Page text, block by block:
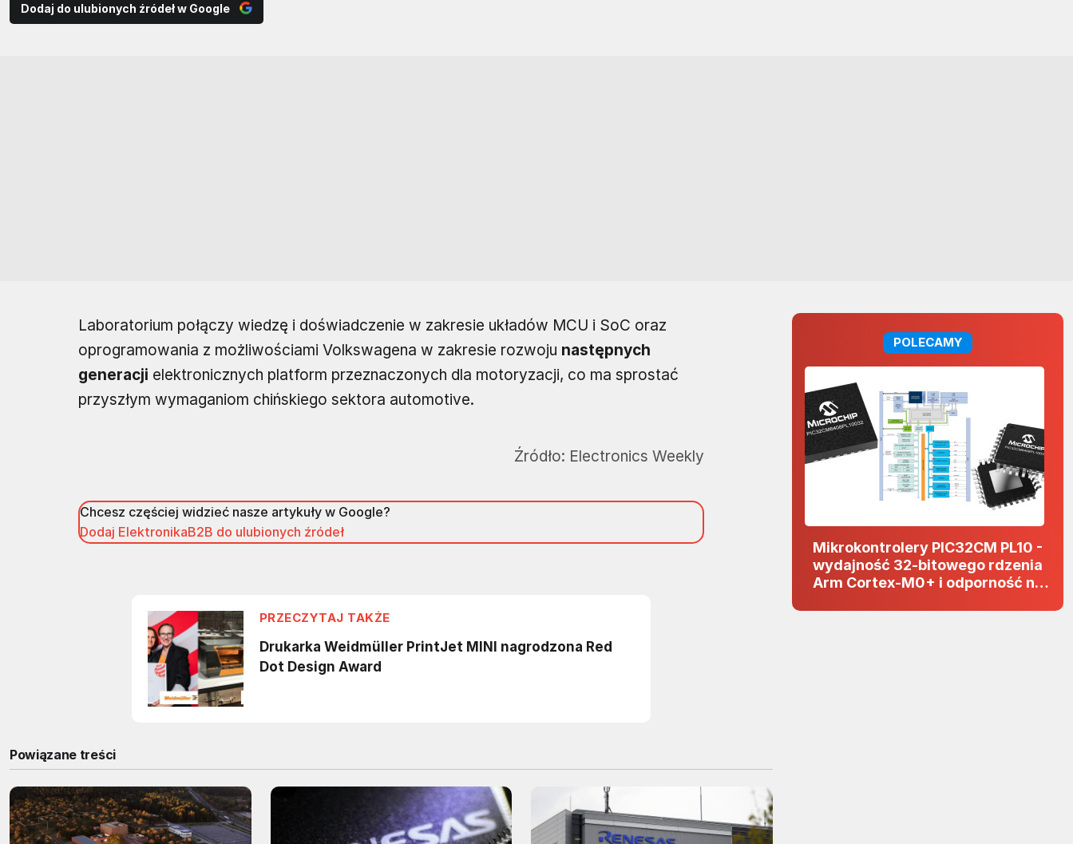
Dodaj do ulubionych źródeł w Google
Laboratorium połączy wiedzę i doświadczenie w zakresie układów MCU i SoC oraz
oprogramowania z możliwościami Volkswagena w zakresie rozwoju następnych
generacji elektronicznych platform przeznaczonych dla motoryzacji, co ma sprostać
przyszłym wymaganiom chińskiego sektora automotive.
Źródło: Electronics Weekly
Chcesz częściej widzieć nasze artykuły w Google?
Dodaj ElektronikaB2B do ulubionych źródeł
Powiązane treści
POLECAMY
Mikrokontrolery PIC32CM PL10 -
wydajność 32-bitowego rdzenia
Arm Cortex-M0+ i odporność na